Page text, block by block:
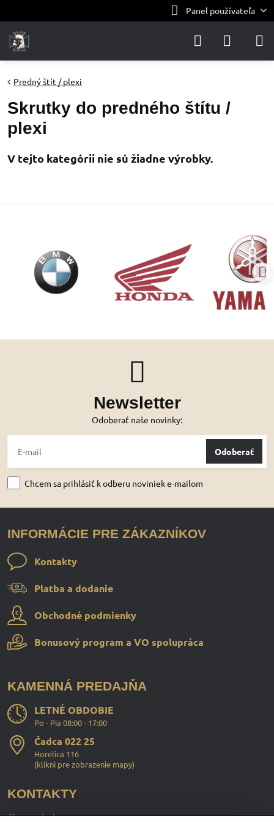
Panel používateľa
Predný štít / plexi
Skrutky do predného štítu /
plexi
Newsletter
Odoberať naše novinky:
Odoberať
Chcem sa prihlásiť k odberu noviniek e-mailom
INFORMÁCIE PRE ZÁKAZNÍKOV
Kontakty
Platba a dodanie
Obchodné podmienky
Bonusový program a VO spolupráca
KAMENNÁ PREDAJŇA
LETNÉ OBDOBIE
Po - Pia 08:00 - 17:00
Čadca 022 25
Horelica 116
(klikni pre zobrazenie mapy)
KONTAKTY
ChopperStyle s.r.o.